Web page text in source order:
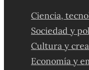
Ciencia,
Sociedad y
Cultura y
Economía y